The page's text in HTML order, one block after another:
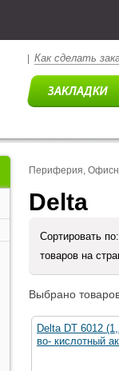
Как сделать
Периферия,
Delta
Сортировать
товаров на
Выбрано
Delta DT 6012
во- кислотный